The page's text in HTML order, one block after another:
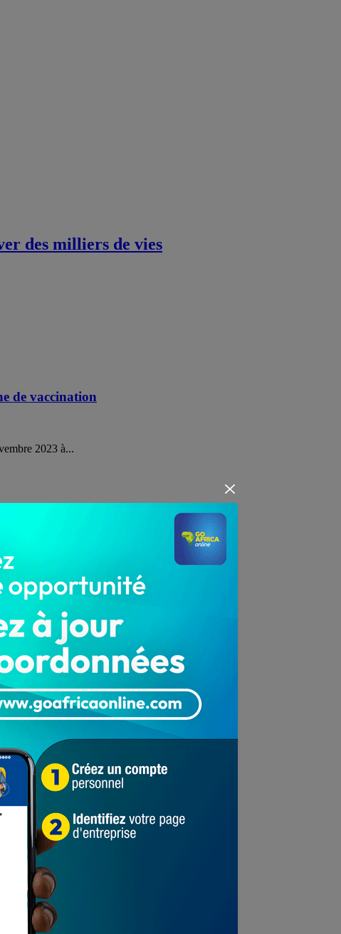
des milliers de vies
de vaccination
2023 à...
est...
dans Doufelgou
cancer du sein, les...
2023 à...
imprégnées
la Direction Préfectorale de la...